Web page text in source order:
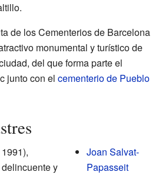
de los Cementerios de Barcelona
monumental y turístico de
del que forma parte el
junto con el cementerio de Pueblo
1991),
delincuente y
Joan Salvat-
Papasseit